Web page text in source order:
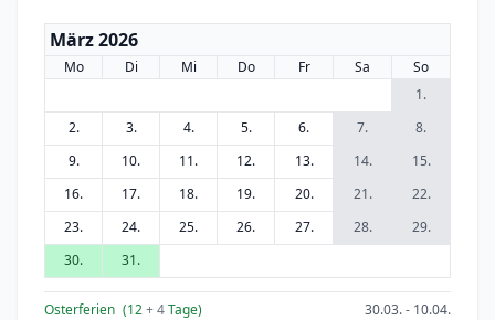
März 2026
Mo Di Mi Do Fr Sa
So
1.
2.
3. 4. 5. 6. 7.
8.
9.
10. 11. 12. 13. 14.
15.
16.
17. 18. 19. 20. 21.
22.
23.
24. 25. 26. 27. 28.
29.
30.
31.
Osterferien (12+ 4Tage) 30.03. - 10.04.